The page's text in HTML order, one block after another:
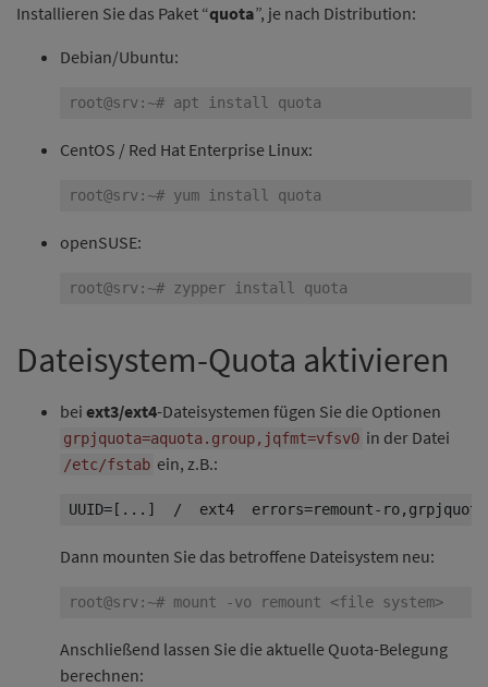
Installieren Sie das Paket “quota”, je nach Distribution:
Debian/Ubuntu:
CentOS / Red Hat Enterprise Linux:
openSUSE:
Dateisystem-Quota aktivieren
bei ext3/ext4-Dateisystemen fügen Sie die Optionen
grpjquota=aquota.group,jqfmt=vfsv0 in der Datei
/etc/fstab ein, z.B.:
UUID=[...]  /  ext4  errors=remount-
Dann mounten Sie das betroffene Dateisystem neu:
Anschließend lassen Sie die aktuelle Quota-Belegung
berechnen: